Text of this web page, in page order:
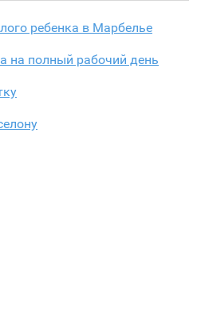
ребенка в Марбелье
на полный рабочий день